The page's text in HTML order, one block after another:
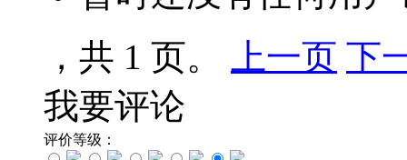
，共 1 页。
上一页 下
我要评论
评价等级：